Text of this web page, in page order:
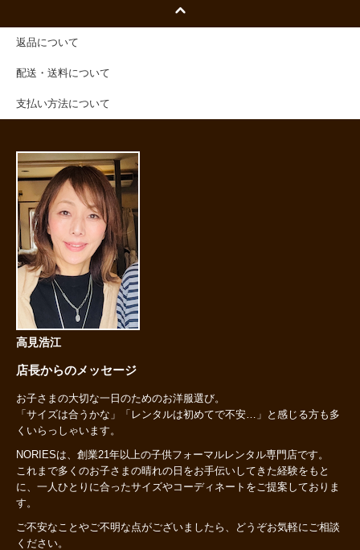
返品について
配送・送料について
支払い方法について
高見浩江
店長からのメッセージ
お子さまの大切な一日のためのお洋服選び。
「サイズは合うかな」「レンタルは初めてで不安…」と感じる方も多
くいらっしゃいます。
NORIESは、創業21年以上の子供フォーマルレンタル専門店です。
これまで多くのお子さまの晴れの日をお手伝いしてきた経験をもと
に、一人ひとりに合ったサイズやコーディネートをご提案しておりま
す。
ご不安なことやご不明な点がございましたら、どうぞお気軽にご相談
ください。